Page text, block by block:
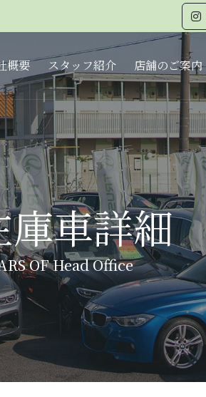
概要 スタッフ紹介 店舗のご案内
車詳細
OF Head Office